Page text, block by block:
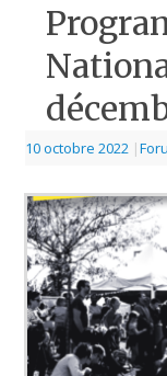
10 octobre 2022 |